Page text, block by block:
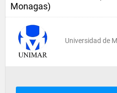
Monagas)
Universidad de